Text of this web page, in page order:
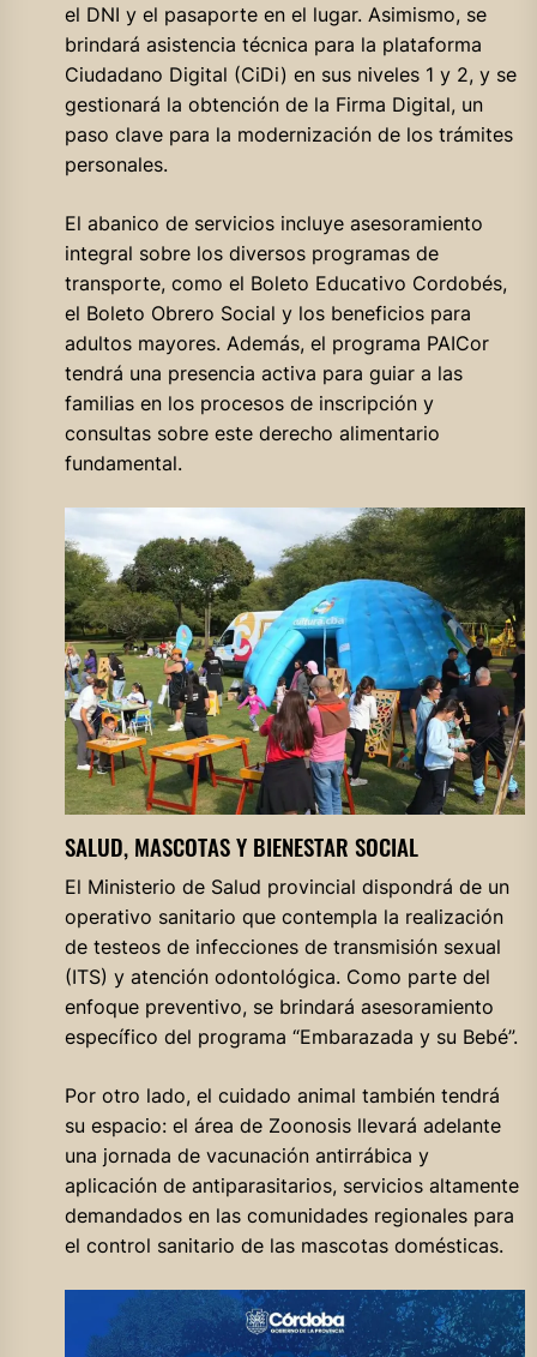
el DNI y el pasaporte en el lugar. Asimismo, se
brindará asistencia técnica para la plataforma
Ciudadano Digital (CiDi) en sus niveles 1 y 2, y se
gestionará la obtención de la Firma Digital, un
paso clave para la modernización de los trámites
personales.
El abanico de servicios incluye asesoramiento
integral sobre los diversos programas de
transporte, como el Boleto Educativo Cordobés,
el Boleto Obrero Social y los beneficios para
adultos mayores. Además, el programa PAICor
tendrá una presencia activa para guiar a las
familias en los procesos de inscripción y
consultas sobre este derecho alimentario
fundamental.
SALUD, MASCOTAS Y BIENESTAR SOCIAL
El Ministerio de Salud provincial dispondrá de un
operativo sanitario que contempla la realización
de testeos de infecciones de transmisión sexual
(ITS) y atención odontológica. Como parte del
enfoque preventivo, se brindará asesoramiento
específico del programa “Embarazada y su Bebé”.
Por otro lado, el cuidado animal también tendrá
su espacio: el área de Zoonosis llevará adelante
una jornada de vacunación antirrábica y
aplicación de antiparasitarios, servicios altamente
demandados en las comunidades regionales para
el control sanitario de las mascotas domésticas.